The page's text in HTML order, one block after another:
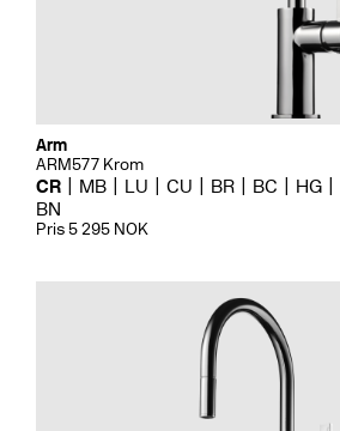
Arm
ARM577 Krom
CR MB LU CU BR BC HG
BN
Pris 5 295 NOK